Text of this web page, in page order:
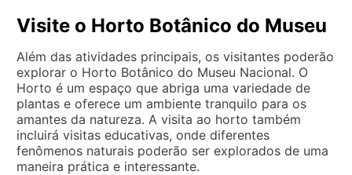
Visite o Horto Botânico do Museu
Além das atividades principais, os visitantes poderão
explorar o Horto Botânico do Museu Nacional. O
Horto é um espaço que abriga uma variedade de
plantas e oferece um ambiente tranquilo para os
amantes da natureza. A visita ao horto também
incluirá visitas educativas, onde diferentes
fenômenos naturais poderão ser explorados de uma
maneira prática e interessante.